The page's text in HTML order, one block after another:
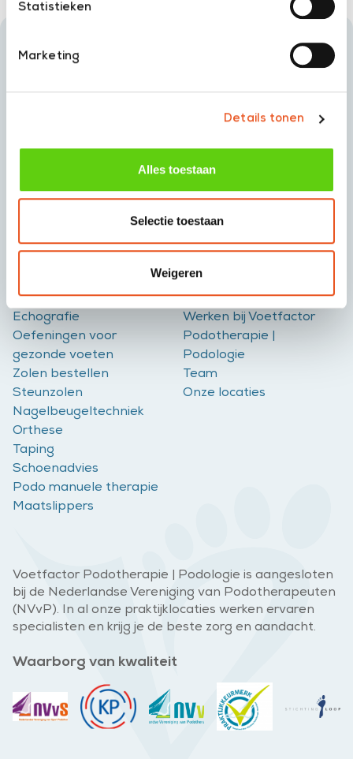
Statistieken
Marketing
Details tonen
Alles toestaan
Selectie toestaan
Weigeren
Voetfactor Podotherapie | Podologie is aangesloten
bij de Nederlandse Vereniging van Podotherapeuten
(NVvP). In al onze praktijklocaties werken ervaren
specialisten en krijg je de beste zorg en aandacht.
Waarborg van kwaliteit
Diensten
Echografie
Oefeningen voor
gezonde voeten
Zolen bestellen
Steunzolen
Nagelbeugeltechniek
Orthese
Taping
Schoenadvies
Podo manuele therapie
Maatslippers
Over ons
Werken bij Voetfactor
Podotherapie |
Podologie
Team
Onze locaties